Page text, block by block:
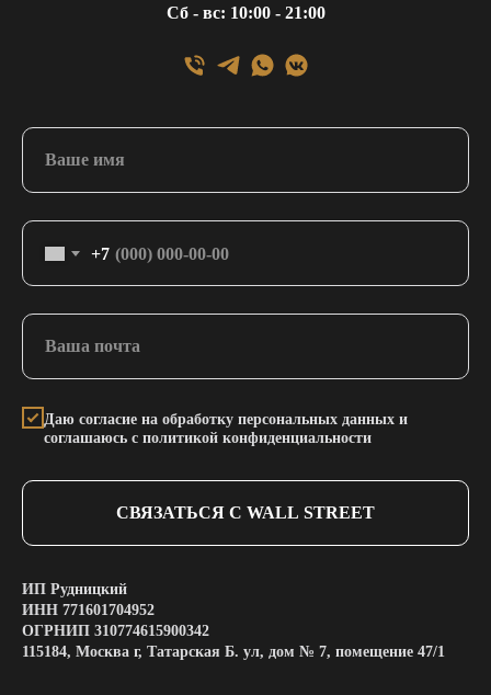
Сб - вс: 10:00 - 21:00
+7
Даю согласие на обработку персональных данных и
соглашаюсь с политикой конфиденциальности
СВЯЗАТЬСЯ С WALL STREET
ИП Рудницкий
ИНН 771601704952
ОГРНИП 310774615900342
115184, Москва г, Татарская Б. ул, дом № 7, помещение 47/1